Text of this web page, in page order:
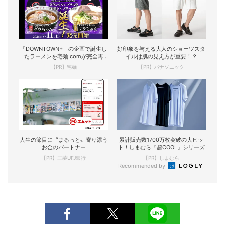
「DOWNTOWN+」の企画で誕生し
たラーメンを宅麺.comが完全再
現！
【PR】宅麺
好印象を与える大人のショーツスタ
イルは肌の見え方が重要！？
【PR】パナソニック
人生の節目に〝まるっと〟寄り添う
お金のパートナー
【PR】三菱UFJ銀行
累計販売数1700万枚突破の大ヒッ
ト！しまむら『超COOL』シリーズ
【PR】しまむら
Recommended by